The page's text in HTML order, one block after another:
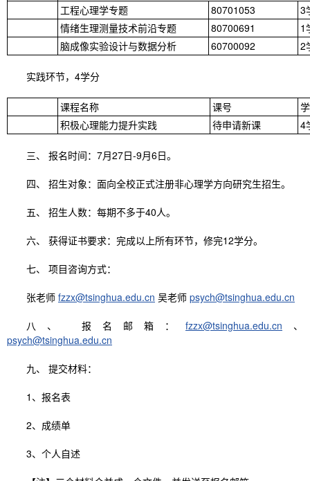
工程心理学专题
80701053
3
情绪生理测量技术前沿专题
80700691
1
脑成像实验设计与数据分析
60700092 2
实践环节，4学分
课程名称 课号
积极心理能力提升实践
待申请新课 4
三、 报名时间：7月27日-9月6日。
四、 招生对象：面向全校正式注册非心理学方向研究生招生。
五、 招生人数：每期不多于40人。
六、 获得证书要求：完成以上所有环节，修完12学分。
七、 项目咨询方式：
张老师 fzzx@tsinghua.edu.cn 吴老师 psych@tsinghua.edu.cn
八、 报名邮箱： fzzx@tsinghua.edu.cn 、
psych@tsinghua.edu.cn
九、 提交材料：
1、报名表
2、成绩单
3、个人自述